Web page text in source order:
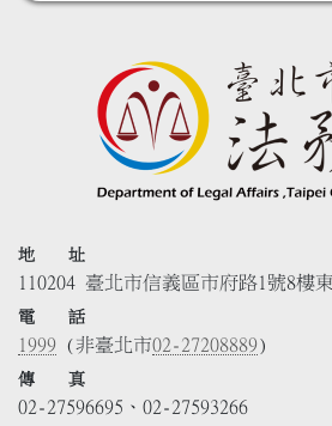
地 址
110204 臺北市信義區市府路1號8樓
電 話
1999 (非臺北市02-27208889)
傳 真
02-27596695、02-27593266